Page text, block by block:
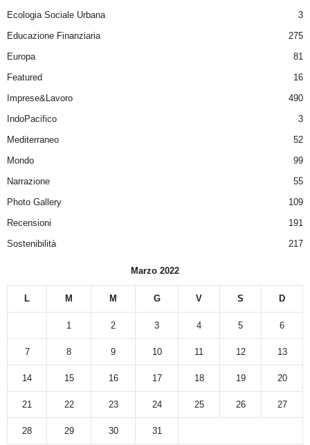
Ecologia Sociale Urbana
3
Educazione Finanziaria
275
Europa
81
Featured
16
Imprese&Lavoro
490
IndoPacifico
3
Mediterraneo
52
Mondo
99
Narrazione
55
Photo Gallery
109
Recensioni
191
Sostenibilità
217
Marzo 2022
L M M G V S D
1 2 3 4 5 6
7 8 9 10 11 12 13
14 15 16 17 18 19 20
21 22 23 24 25 26 27
28 29 30
31